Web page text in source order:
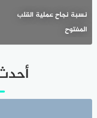
نسبة نجاح عملية القلب
المفتوح